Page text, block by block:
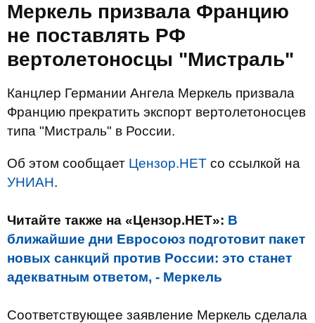
Меркель призвала Францию
не поставлять РФ
вертолетоносцы "Мистраль"
Канцлер Германии Ангела Меркель призвала
Францию прекратить экспорт вертолетоносцев
типа "Мистраль" в России.
Об этом сообщает Цензор.НЕТ со ссылкой на
УНИАН.
Читайте также на «Цензор.НЕТ»: В
ближайшие дни Евросоюз подготовит пакет
новых санкций против России: это станет
адекватным ответом, - Меркель
Соответствующее заявление Меркель сделала